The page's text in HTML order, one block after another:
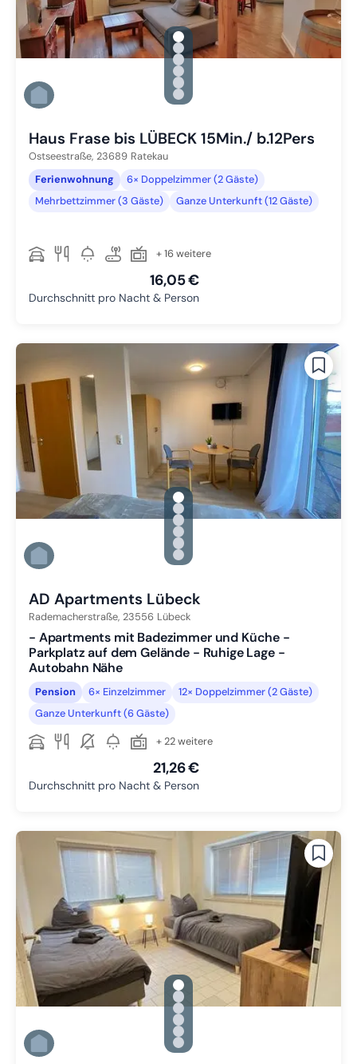
gallery.slide_selector
Zu Slide 1 wechseln
Zu Slide 2 wechseln
Zu Slide 3 wechseln
Zu Slide 4 wechseln
Zu Slide 5 wechseln
Zu Slide 6 wechseln
Haus Frase bis LÜBECK 15Min./ b.12Pers
Ostseestraße, 23689 Ratekau
Ferienwohnung
6× Doppelzimmer (2 Gäste)
Mehrbettzimmer (3 Gäste)
Ganze Unterkunft (12 Gäste)
+ 16 weitere
16,05 €
Durchschnitt pro Nacht & Person
gallery.slide_selector
Zu Slide 1 wechseln
Zu Slide 2 wechseln
Zu Slide 3 wechseln
Zu Slide 4 wechseln
Zu Slide 5 wechseln
Zu Slide 6 wechseln
AD Apartments Lübeck
Rademacherstraße, 23556 Lübeck
- Apartments mit Badezimmer und Küche -
Parkplatz auf dem Gelände - Ruhige Lage -
Autobahn Nähe
Pension 6× Einzelzimmer
12× Doppelzimmer (2 Gäste)
Ganze Unterkunft (6 Gäste)
+ 22 weitere
21,26 €
Durchschnitt pro Nacht & Person
gallery.slide_selector
Zu Slide 1 wechseln
Zu Slide 2 wechseln
Zu Slide 3 wechseln
Zu Slide 4 wechseln
Zu Slide 5 wechseln
Zu Slide 6 wechseln